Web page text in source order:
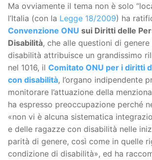
Ma ovviamente il tema non è solo
l’Italia (con la Legge 18/2009) ha
Convenzione ONU sui Diritti delle
Disabilità, che alle questioni di
disabilità attribuisce un grandissimo
nel 1016, il Comitato ONU per i diritti
con disabilità, l’organo indipendente
monitorare l’attuazione della
ha espresso preoccupazione perché
«non vi è alcuna sistematica
e delle ragazze con disabilità nelle
parità di genere, così come in quelle
condizione di disabilità», ed ha